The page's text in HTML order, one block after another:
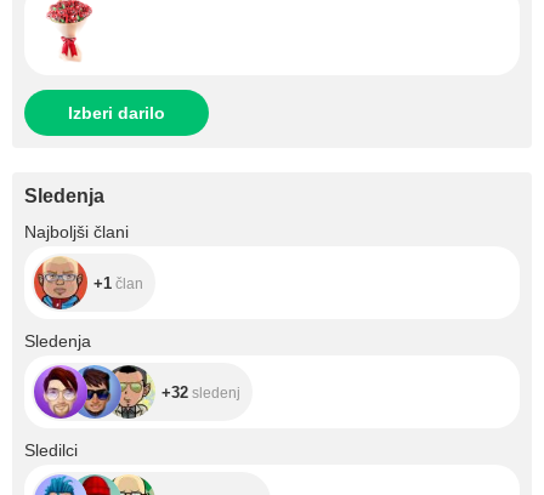
Izberi darilo
Sledenja
Najboljši člani
+1
+1 član
Sledenja
+32 sledenj
Sledilci